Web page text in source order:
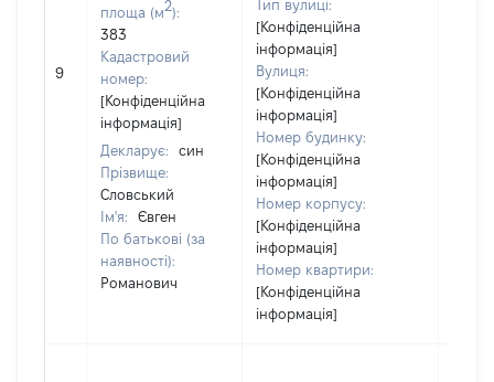
9
площа (м2):
383
Кадастровий
номер:
[Конфіденційна
інформація]
Декларує:
син
Прізвище:
Словський
Ім'я:
Євген
По батькові (за
наявності):
Романович
Тип вулиці:
[Конфіденційна
інформація]
Вулиця:
[Конфіденційна
інформація]
Номер будинку:
[Конфіденційна
інформація]
Номер корпусу:
[Конфіденційна
інформація]
Номер квартири:
[Конфіденційна
інформація]